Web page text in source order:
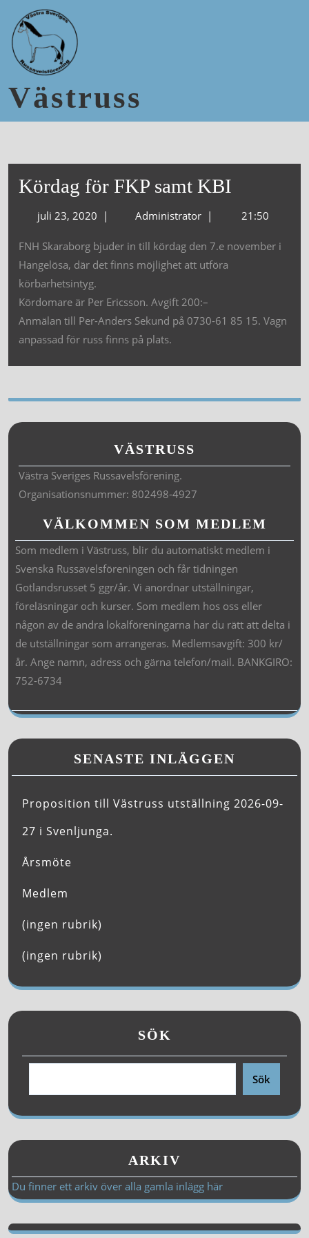
Västruss
Kördag för FKP samt KBI
juli 23, 2020 | Administrator | 21:50
FNH Skaraborg bjuder in till kördag den 7.e november i
Hangelösa, där det finns möjlighet att utföra
körbarhetsintyg.
Kördomare är Per Ericsson. Avgift 200:–
Anmälan till Per-Anders Sekund på 0730-61 85 15. Vagn
anpassad för russ finns på plats.
VÄSTRUSS
Västra Sveriges Russavelsförening.
Organisationsnummer: 802498-4927
VÄLKOMMEN SOM MEDLEM
Som medlem i Västruss, blir du automatiskt medlem i
Svenska Russavelsföreningen och får tidningen
Gotlandsrusset 5 ggr/år. Vi anordnar utställningar,
föreläsningar och kurser. Som medlem hos oss eller
någon av de andra lokalföreningarna har du rätt att delta i
de utställningar som arrangeras. Medlemsavgift: 300 kr/
år. Ange namn, adress och gärna telefon/mail. BANKGIRO:
752-6734
SENASTE INLÄGGEN
Proposition till Västruss utställning 2026-09-
27 i Svenljunga.
Årsmöte
Medlem
(ingen rubrik)
(ingen rubrik)
SÖK
Sök
ARKIV
Du finner ett arkiv över alla gamla inlägg här